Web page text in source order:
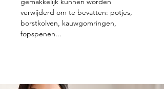
verwijderd om te bevatten: potjes,
borstkolven, kauwgomringen,
fopspenen...